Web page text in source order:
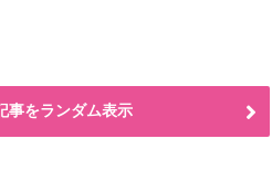
事をランダム表示